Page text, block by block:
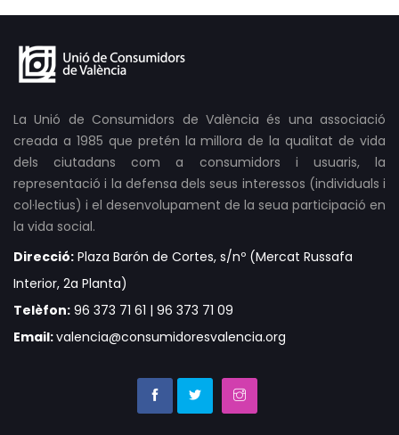
La Unió de Consumidors de València és una associació
creada a 1985 que pretén la millora de la qualitat de vida
dels ciutadans com a consumidors i usuaris, la
representació i la defensa dels seus interessos (individuals i
col·lectius) i el desenvolupament de la seua participació en
la vida social.
Direcció: Plaza Barón de Cortes, s/nº (Mercat Russafa
Interior, 2a Planta)
Telèfon: 96 373 71 61 | 96 373 71 09
Email:valencia@consumidoresvalencia.org